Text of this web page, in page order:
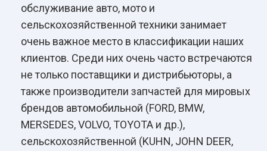
обслуживание авто, мото и
сельскохозяйственной техники занимает
очень важное место в классификации наших
клиентов. Среди них очень часто встречаются
не только поставщики и дистрибьюторы, а
также производители запчастей для мировых
брендов автомобильной (FORD, BMW,
MERSEDES, VOLVO, TOYOTA и др.),
сельскохозяйственной (KUHN, JOHN DEER,